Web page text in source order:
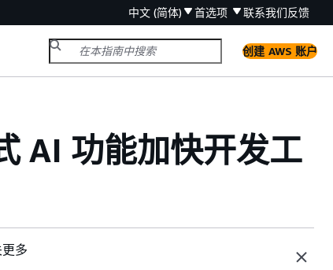
中文 (简体) 首选项 联系我们反馈
创建 AWS 账户
AI 功能加快开发工
多